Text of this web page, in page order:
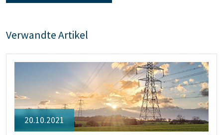
Verwandte Artikel
20.10.2021